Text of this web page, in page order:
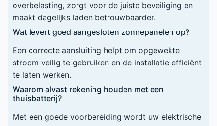
overbelasting, zorgt voor de juiste beveiliging en
maakt dagelijks laden betrouwbaarder.
Wat levert goed aangesloten zonnepanelen op?
Een correcte aansluiting helpt om opgewekte
stroom veilig te gebruiken en de installatie efficiënt
te laten werken.
Waarom alvast rekening houden met een
thuisbatterij?
Met een goede voorbereiding wordt uw elektrische